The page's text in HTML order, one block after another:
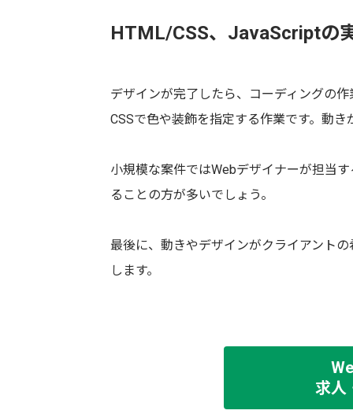
HTML/CSS、JavaScriptの
デザインが完了したら、コーディングの
CSSで色や装飾を指定する作業です。動
小規模な案件ではWebデザイナーが担当
ることの方が多いでしょう。
最後に、動きやデザインがクライアント
します。
求人